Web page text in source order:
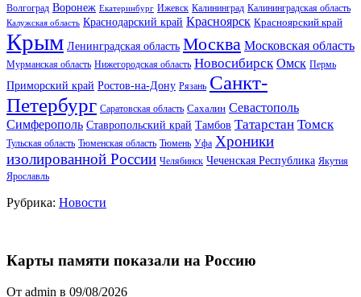
Волгоград Воронеж Екатеринбург Ижевск Калининград Калининградская область
Калужская область Краснодарский край Красноярск Красноярский край
Крым Ленинградская область Москва Московская область
Мурманская область Нижегородская область Новосибирск Омск Пермь
Приморский край Ростов-на-Дону Рязань Санкт-
Петербург Саратовская область Сахалин Севастополь
Симферополь Ставропольский край Тамбов Татарстан Томск
Тульская область Тюменская область Тюмень Уфа Хроники
изолированной России Челябинск Чеченская Республика Якутия
Ярославль
Рубрика: Новости
Карты памяти показали на Россию
От admin в 09/08/2026